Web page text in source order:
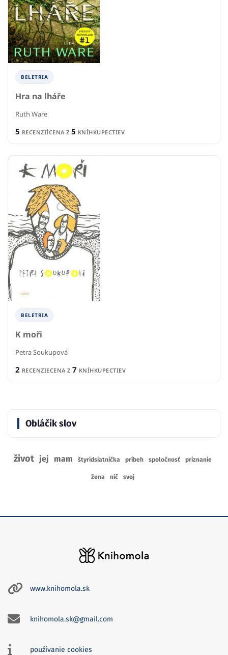
BELETRIA
Hra na lháře
Ruth Ware
5 RECENZIÍCENA Z 5 KNÍHKUPECTIEV
BELETRIA
K moři
Petra Soukupová
2 RECENZIECENA Z 7 KNÍHKUPECTIEV
Obláčik slov
život jej mam štyridsiatnička príbeh spoločnosť priznanie
žena nič svoj
www.knihomola.sk
knihomola.sk@gmail.com
používanie cookies